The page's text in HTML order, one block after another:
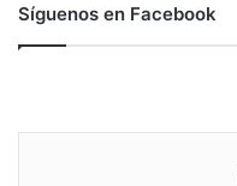
Síguenos en Facebook